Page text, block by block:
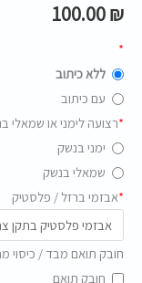
100.00₪
*
ללא כיתוב
עם כיתוב
*רצועה לימני או שמאלי
ימני בנשק
שמאלי בנשק
*אבזמי ברזל / פלסטיק
חובק תואם מבד / כיסוי
חובק תואם